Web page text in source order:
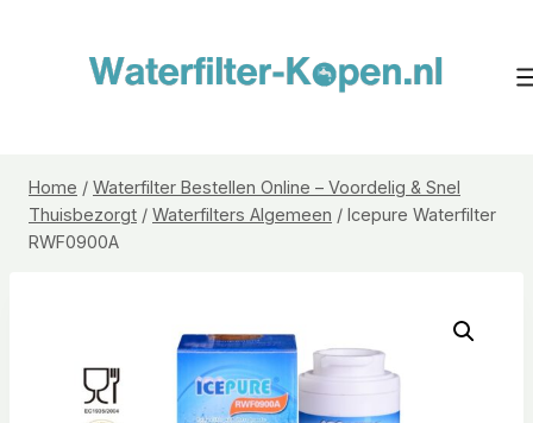
Home / Waterfilter Bestellen Online – Voordelig & Snel
Thuisbezorgt / Waterfilters Algemeen / Icepure Waterfilter
RWF0900A